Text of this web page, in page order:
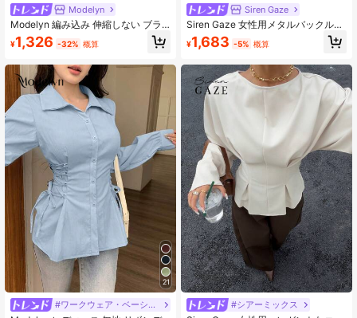
Modelyn
Modelyn 編み込み 伸縮しない ブラ
ック 長袖 金属ボタン フィッティン
グ アウトドアブラウス、ファッショ
レザーブラウス
¥1,326 -32% 概算
21
#ワークウェア・ベーシックス
Siren Gaze
Siren Gaze 女性用メタルバックルウ
エストシャツ、秋冬新作カジュアル
ブルー
¥1,683 -5% 概算
#シアーミックス